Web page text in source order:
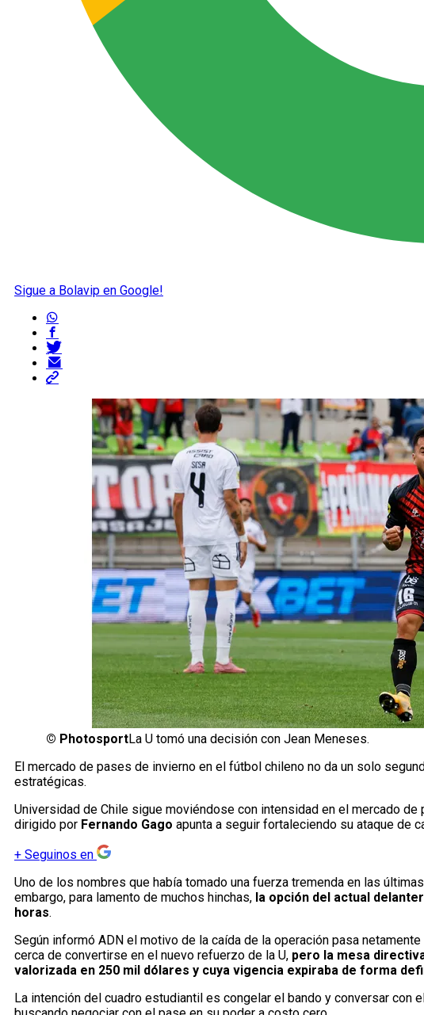
Sigue a Bolavip en Google!
© PhotosportLa U tomó una decisión con Jean Meneses.
El mercado de pases de invierno en el fútbol chileno no da un solo
estratégicas.
Universidad de Chile sigue moviéndose con intensidad en el mercado de
dirigido por Fernando Gago apunta a seguir fortaleciendo su ataque de
+ Seguinos en
Uno de los nombres que había tomado una fuerza tremenda en las
embargo, para lamento de muchos hinchas, la opción del actual
horas.
Según informó ADN el motivo de la caída de la operación pasa
cerca de convertirse en el nuevo refuerzo de la U, pero la mesa
valorizada en 250 mil dólares y cuya vigencia expiraba de forma
La intención del cuadro estudiantil es congelar el bando y conversar